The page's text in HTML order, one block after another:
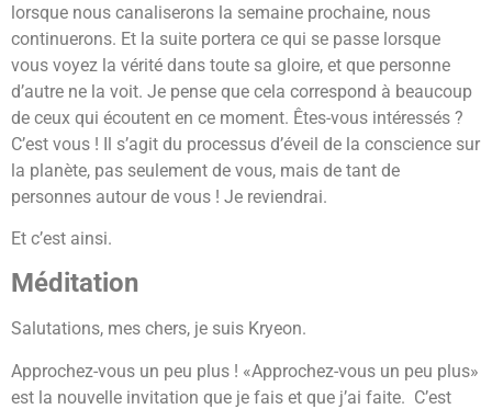
lorsque nous canaliserons la semaine prochaine, nous
continuerons. Et la suite portera ce qui se passe lorsque
vous voyez la vérité dans toute sa gloire, et que personne
d’autre ne la voit. Je pense que cela correspond à beaucoup
de ceux qui écoutent en ce moment. Êtes-vous intéressés ?
C’est vous ! Il s’agit du processus d’éveil de la conscience sur
la planète, pas seulement de vous, mais de tant de
personnes autour de vous ! Je reviendrai.
Et c’est ainsi.
Méditation
Salutations, mes chers, je suis Kryeon.
Approchez-vous un peu plus ! «Approchez-vous un peu plus»
est la nouvelle invitation que je fais et que j’ai faite. C’est